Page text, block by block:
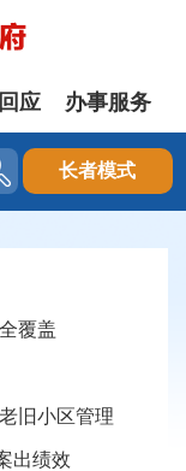
登录
应 办事服务
长者模式
覆盖
旧小区管理
出绩效